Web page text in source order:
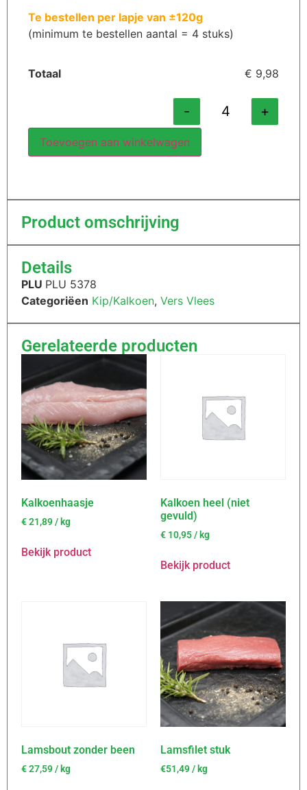
Te bestellen per lapje van ±120g
(minimum te bestellen aantal = 4 stuks)
Totaal € 9,98
- +
Toevoegen aan winkelwagen
Product omschrijving
Details
PLU PLU 5378
Categoriëen Kip/Kalkoen, Vers Vlees
Gerelateerde producten
Kalkoenhaasje
€21,89/ kg
Bekijk product
Kalkoen heel (niet
gevuld)
€ 10,95/ kg
Bekijk product
Lamsbout zonder been
€27,59/ kg
Lamsfilet stuk
€51,49 / kg